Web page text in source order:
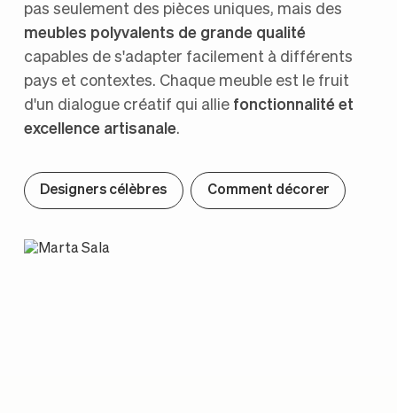
pas seulement des pièces uniques, mais des
meubles polyvalents de grande qualité
capables de s'adapter facilement à différents
pays et contextes. Chaque meuble est le fruit
d'un dialogue créatif qui allie fonctionnalité et
excellence artisanale.
Designers célèbres Comment décorer